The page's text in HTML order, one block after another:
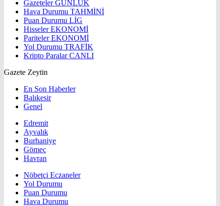
GazetelerGÜNLÜK
Hava Durumu TAHMİNİ
Puan Durumu LİG
HisselerEKONOMİ
ParitelerEKONOMİ
Yol Durumu TRAFİK
Kripto ParalarCANLI
Gazete Zeytin
En Son Haberler
Balıkesir
Genel
Edremit
Ayvalık
Burhaniye
Gömeç
Havran
Nöbetçi Eczaneler
Yol Durumu
Puan Durumu
Hava Durumu